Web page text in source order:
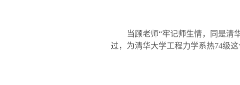
当顾老师“牢记师生情，同是清
过，为清华大学工程力学系热74级